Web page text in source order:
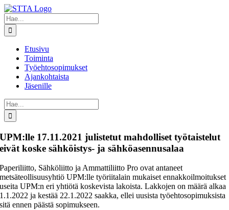
Skip
to
content
Etsi
...
Etusivu
Toiminta
Työehtosopimukset
Ajankohtaista
Jäsenille
Etsi
...
UPM:lle 17.11.2021 julistetut mahdolliset työtaistelut
eivät koske sähköistys- ja sähköasennusalaa
Paperiliitto, Sähköliitto ja Ammattiliitto Pro ovat antaneet
metsäteollisuusyhtiö UPM:lle työriitalain mukaiset ennakkoilmoitukset
useita UPM:n eri yhtiötä koskevista lakoista. Lakkojen on määrä alkaa
1.1.2022 ja kestää 22.1.2022 saakka, ellei uusista työehtosopimuksista
sitä ennen päästä sopimukseen.